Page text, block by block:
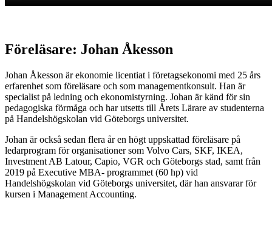
Föreläsare: Johan Åkesson
Johan Åkesson är ekonomie licentiat i företagsekonomi med 25 års
erfarenhet som föreläsare och som managementkonsult. Han är
specialist på ledning och ekonomistyrning. Johan är känd för sin
pedagogiska förmåga och har utsetts till Årets Lärare av studenterna
på Handelshögskolan vid Göteborgs universitet.
Johan är också sedan flera år en högt uppskattad föreläsare på
ledarprogram för organisationer som Volvo Cars, SKF, IKEA,
Investment AB Latour, Capio, VGR och Göteborgs stad, samt från
2019 på Executive MBA- programmet (60 hp) vid
Handelshögskolan vid Göteborgs universitet, där han ansvarar för
kursen i Management Accounting.